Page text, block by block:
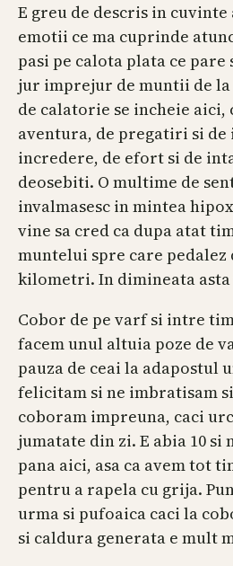
E greu de descris in cuvinte
emotii ce ma cuprinde
pasi pe calota plata ce
jur imprejur de muntii de
de calatorie se incheie
aventura, de pregatiri si de
incredere, de efort si de
deosebiti. O multime de
invalmasesc in mintea
vine sa cred ca dupa atat
muntelui spre care pedalez
kilometri. In dimineata
Cobor de pe varf si intre
facem unul altuia poze de
pauza de ceai la adapostul
felicitam si ne imbratisam
coboram impreuna, caci
jumatate din zi. E abia 10 si
pana aici, asa ca avem tot
pentru a rapela cu grija.
urma si pufoaica caci la
si caldura generata e mult